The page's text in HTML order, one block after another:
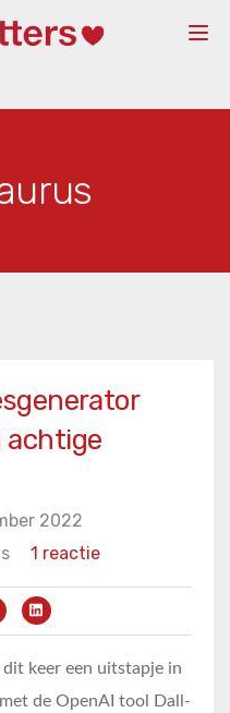
achtige
2022
1 reactie
keer een uitstapje in
de OpenAI tool Dall-